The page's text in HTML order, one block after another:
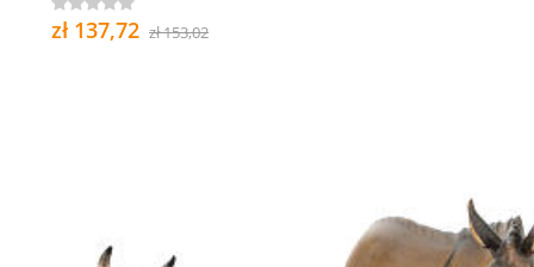
zł 137,72 zł 153,02